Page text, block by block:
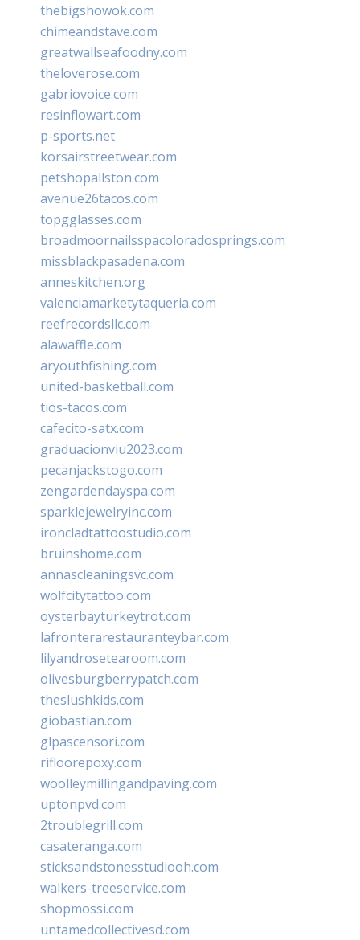
thebigshowok.com
chimeandstave.com
greatwallseafoodny.com
theloverose.com
gabriovoice.com
resinflowart.com
p-sports.net
korsairstreetwear.com
petshopallston.com
avenue26tacos.com
topgglasses.com
broadmoornailsspacoloradosprings.com
missblackpasadena.com
anneskitchen.org
valenciamarketytaqueria.com
reefrecordsllc.com
alawaffle.com
aryouthfishing.com
united-basketball.com
tios-tacos.com
cafecito-satx.com
graduacionviu2023.com
pecanjackstogo.com
zengardendayspa.com
sparklejewelryinc.com
ironcladtattoostudio.com
bruinshome.com
annascleaningsvc.com
wolfcitytattoo.com
oysterbayturkeytrot.com
lafronterarestauranteybar.com
lilyandrosetearoom.com
olivesburgberrypatch.com
theslushkids.com
giobastian.com
glpascensori.com
rifloorepoxy.com
woolleymillingandpaving.com
uptonpvd.com
2troublegrill.com
casateranga.com
sticksandstonesstudiooh.com
walkers-treeservice.com
shopmossi.com
untamedcollectivesd.com